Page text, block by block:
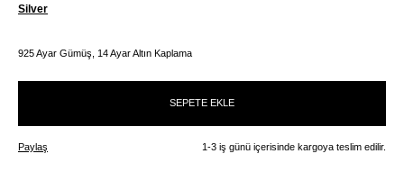
925 Ayar Gümüş, 14 Ayar Altın Kaplama
Silver
SEPETE EKLE
Paylaş 1-3 iş günü içerisinde kargoya teslim edilir.